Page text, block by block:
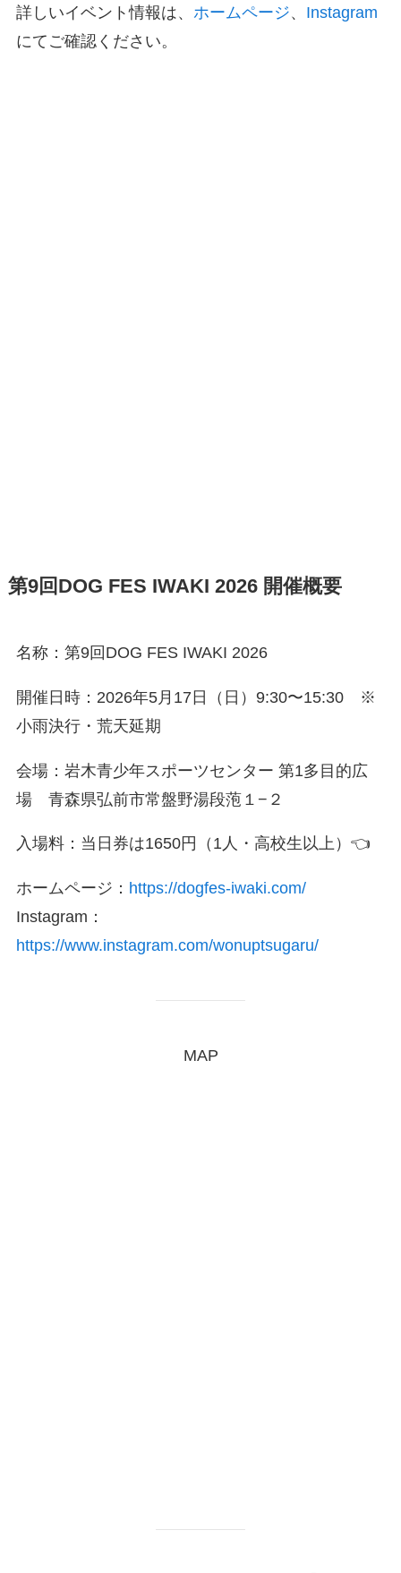
詳しいイベント情報は、 ホームページ、 Instagram
にてご確認ください。
第9回DOG FES IWAKI 2026 開催概要
名称：第9回DOG FES IWAKI 2026
開催日時：2026年5月17日（日）9:30〜15:30 ※
小雨決行・荒天延期
会場：岩木青少年スポーツセンター 第1多目的広
場 青森県弘前市常盤野湯段萢１−２
入場料：当日券は1650円（1人・高校生以上）👈
ホームページ： https://dogfes-iwaki.com/
Instagram：
https://www.instagram.com/wonuptsugaru/
MAP